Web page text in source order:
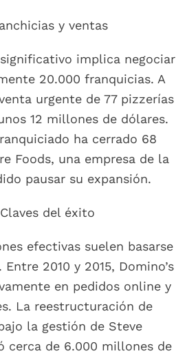
y ventas
implica negociar
20.000 franquicias. A
urgente de 77 pizzerías
12 millones de dólares.
ha cerrado 68
Foods, una empresa de la
pausar su expansión.
del éxito
efectivas suelen basarse
2010 y 2015, Domino’s
en pedidos online y
La reestructuración de
la gestión de Steve
cerca de 6.000 millones de